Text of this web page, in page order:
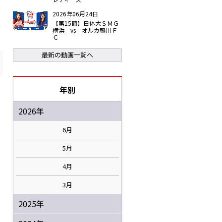
2026年06月24日
【第15節】日体大ＳＭＧ
横浜 vs オルカ鴨川Ｆ
Ｃ
最新の動画一覧へ
年別
2026年
6月
5月
4月
3月
2025年